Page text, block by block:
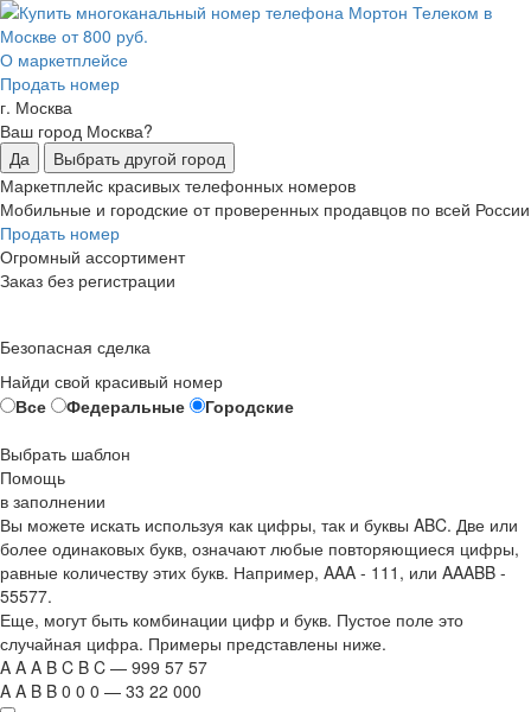
О маркетплейсе
Продать номер
г. Москва
Ваш город Москва?
Да
Выбрать другой город
Маркетплейс красивых телефонных номеров
Мобильные и городские от проверенных продавцов по всей России
Продать номер
Огромный ассортимент
Заказ без регистрации
Безопасная сделка
Найди свой красивый номер
Все
Федеральные
Городские
Выбрать шаблон
Помощь
в заполнении
Вы можете искать используя как цифры, так и буквы ABC. Две или
более одинаковых букв, означают любые повторяющиеся цифры,
равные количеству этих букв. Например, AAA - 111 , или AAABB -
55577.
Еще, могут быть комбинации цифр и букв. Пустое поле это
случайная цифра. Примеры представлены ниже.
A A A B C B C — 999 57 57
A A B B 0 0 0 — 33 22 000